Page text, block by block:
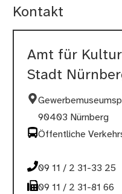
Kontakt
Amt für
Stadt
90403 Nürnberg
Öffentliche
09 11 / 2 31-33 25
09 11 / 2 31-81 66